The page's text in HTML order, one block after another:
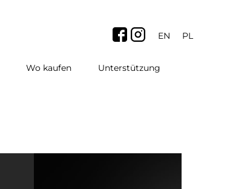
Wo kaufen Unterstützung
EN PL